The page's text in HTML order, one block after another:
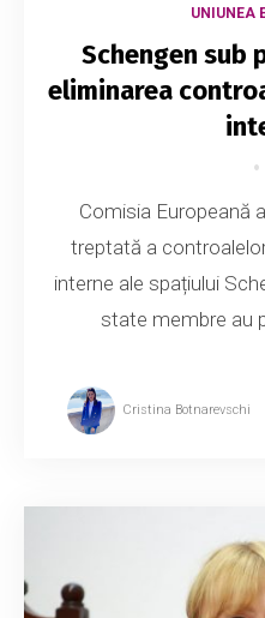
UNIUNEA
Schengen sub
eliminarea
Comisia Europeană
treptată a
interne ale spațiului
state membre au
Cristina Botnarevschi